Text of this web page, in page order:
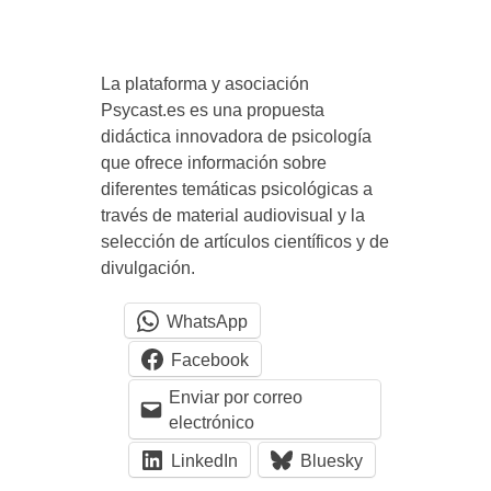
m
o
n
t
La plataforma y asociación
Psycast.es es una propuesta
didáctica innovadora de psicología
que ofrece información sobre
diferentes temáticas psicológicas a
través de material audiovisual y la
selección de artículos científicos y de
divulgación.
WhatsApp
Facebook
Enviar por correo
electrónico
LinkedIn Bluesky